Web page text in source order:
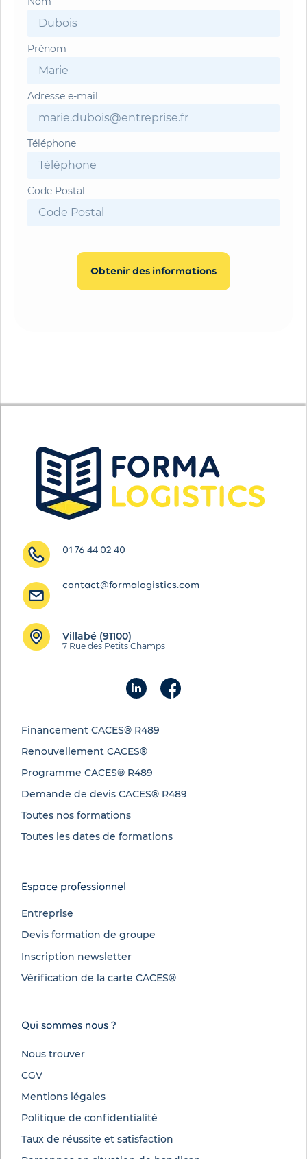
Prénom
Adresse e-mail
Téléphone
Code Postal
Obtenir des informations
Financement CACES® R489
Renouvellement CACES®
Programme CACES® R489
Demande de devis CACES® R489
Toutes nos formations
Toutes les dates de formations
Qui sommes nous ?
Nous trouver
CGV
Mentions légales
Politique de confidentialité
Taux de réussite et satisfaction
Espace professionnel
Entreprise
Devis formation de groupe
Inscription newsletter
Vérification de la carte CACES®
01 76 44 02 40
contact@formalogistics.com
Villabé (91100)
7 Rue des Petits Champs